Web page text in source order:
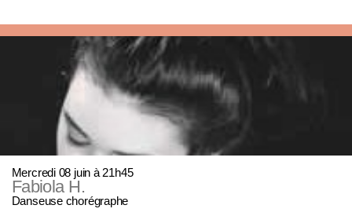
Mercredi 08 juin à 21h45
Fabiola H.
Danseuse chorégraphe